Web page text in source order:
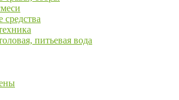
средства
питьевая вода